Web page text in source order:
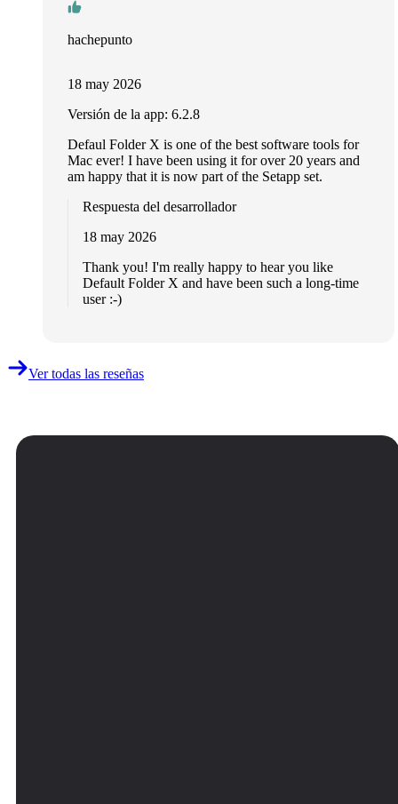
hachepunto
18 may 2026
Versión de la app: 6.2.8
Defaul Folder X is one of the best software tools for
Mac ever! I have been using it for over 20 years and
am happy that it is now part of the Setapp set.
Respuesta del desarrollador
18 may 2026
Thank you! I'm really happy to hear you like
Default Folder X and have been such a long-time
user :-)
Ver todas las reseñas